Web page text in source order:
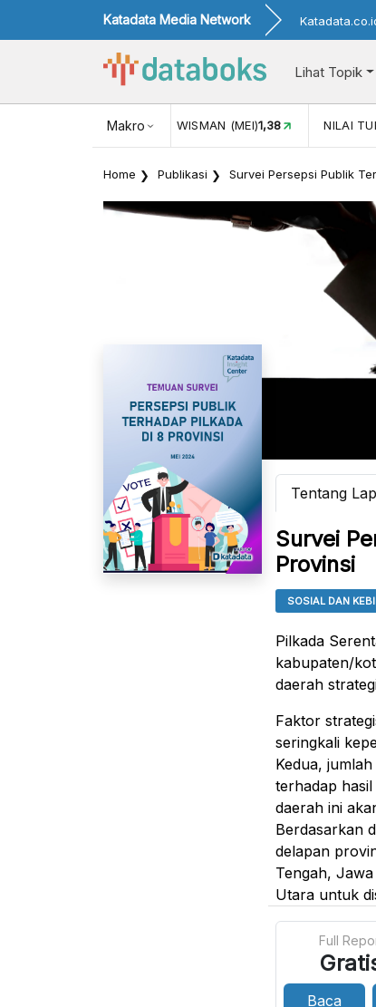
Katadata Media Network
Lihat Topik
Makro
NILAI TUKAR USD/IDR17.916 INFLASI
Home Publikasi Survei Persepsi Publik
Tentang
Survei
Provinsi
SOSIAL DAN
Pilkada
kabupaten/
daerah
Faktor
seringkali
Kedua,
terhadap
daerah ini
Berdasarkan
delapan
Tengah,
Utara untuk
Full
Baca